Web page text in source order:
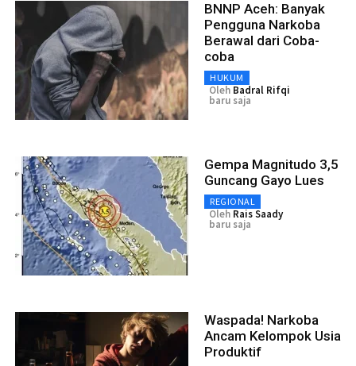
BNNP Aceh: Banyak
Pengguna Narkoba
Berawal dari Coba-
coba
HUKUM
Oleh Badral Rifqi
baru saja
Gempa Magnitudo 3,5
Guncang Gayo Lues
REGIONAL
Oleh Rais Saady
baru saja
Waspada! Narkoba
Ancam Kelompok Usia
Produktif